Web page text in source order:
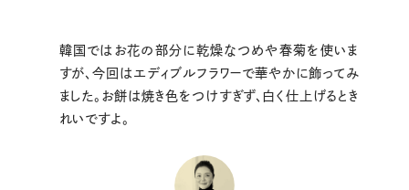
韓国ではお花の部分に乾燥なつめや春菊を使いま
すが、今回はエディブルフラワーで華やかに飾ってみ
ました。お餅は焼き色をつけすぎず、白く仕上げるとき
れいですよ。